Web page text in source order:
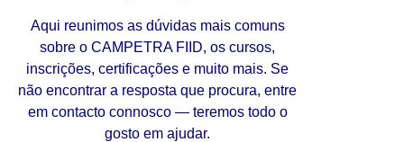
Aqui reunimos as dúvidas mais comuns
sobre o CAMPETRA FIID, os cursos,
inscrições, certificações e muito mais. Se
não encontrar a resposta que procura, entre
em contacto connosco — teremos todo o
gosto em ajudar.